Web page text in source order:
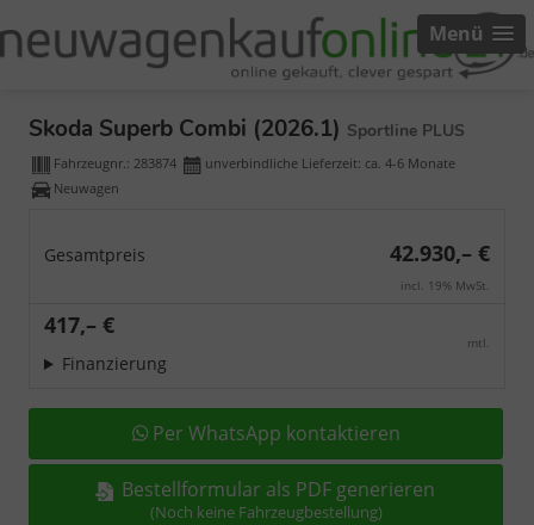
Menü
Skoda Superb Combi (2026.1) Sportline PLUS
Fahrzeugnr.: 283874
unverbindliche Lieferzeit: ca. 4-6 Monate
Neuwagen
Gesamtpreis 42.930,– €
incl. 19% MwSt.
417,– €
mtl.
Finanzierung
Per WhatsApp kontaktieren
Bestellformular als PDF generieren
(Noch keine Fahrzeugbestellung)